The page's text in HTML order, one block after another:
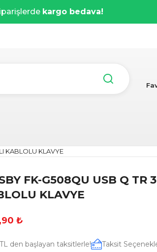
kargo bedava!
KABLOLU KLAVYE
FK-G508QU USB Q TR
KLAVYE
₺
den başlayan taksitlerle! Taksit